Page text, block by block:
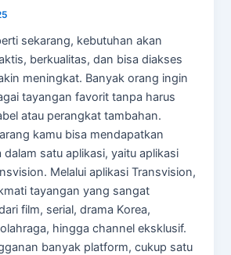
sekarang, kebutuhan akan
berkualitas, dan bisa diakses
meningkat. Banyak orang ingin
tayangan favorit tanpa harus
atau perangkat tambahan.
kamu bisa mendapatkan
dalam satu aplikasi, yaitu aplikasi
Melalui aplikasi Transvision,
tayangan yang sangat
film, serial, drama Korea,
hingga channel eksklusif.
banyak platform, cukup satu